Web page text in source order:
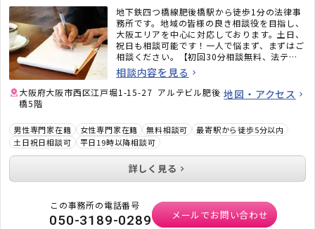
地下鉄四つ橋線肥後橋駅から徒歩1分の法律事
務所です。地域の皆様の良き相談役を目指し、
大阪エリアを中心に対応しております。土日、
祝日も相談可能です！一人で悩まず、まずはご
相談ください。【初回30分相談無料、法テラ
ス無料相談対応可】
相談内容を見る
大阪府大阪市西区江戸堀1-15-27 アルテビル肥後
橋5階
地図・アクセス
男性専門家在籍 女性専門家在籍 無料相談可
最寄駅から徒歩5分以内
土日祝日相談可
平日19時以降相談可
詳しく見る
この事務所の電話番号
050-3189-0289 メールでお問い合わせ